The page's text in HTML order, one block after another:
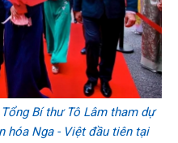
Bí thư Tô Lâm tham dự
hóa Nga - Việt đầu tiên tại